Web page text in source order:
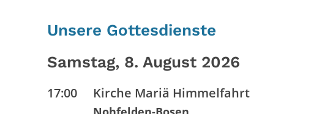
Unsere Gottesdienste
Samstag, 8. August 2026
17:00 Kirche Mariä Himmelfahrt